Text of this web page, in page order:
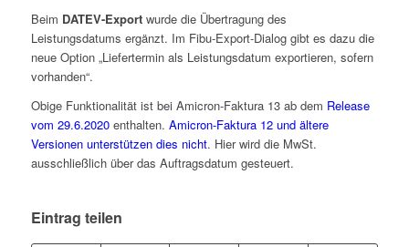
Beim DATEV-Exportwurde die Übertragung des
Leistungsdatums ergänzt. Im Fibu-Export-Dialog gibt es dazu die
neue Option „Liefertermin als Leistungsdatum exportieren, sofern
vorhanden“.
Obige Funktionalität ist bei Amicron-Faktura 13 ab dem Release
vom 29.6.2020enthalten. Amicron-Faktura 12 und ältere
Versionen unterstützen dies nicht. Hier wird die MwSt.
ausschließlich über das Auftragsdatum gesteuert.
Eintrag teilen